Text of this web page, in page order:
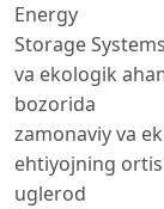
Energy
Storage
va ekologik
bozorida
zamonaviy va
ehtiyojning
uglerod